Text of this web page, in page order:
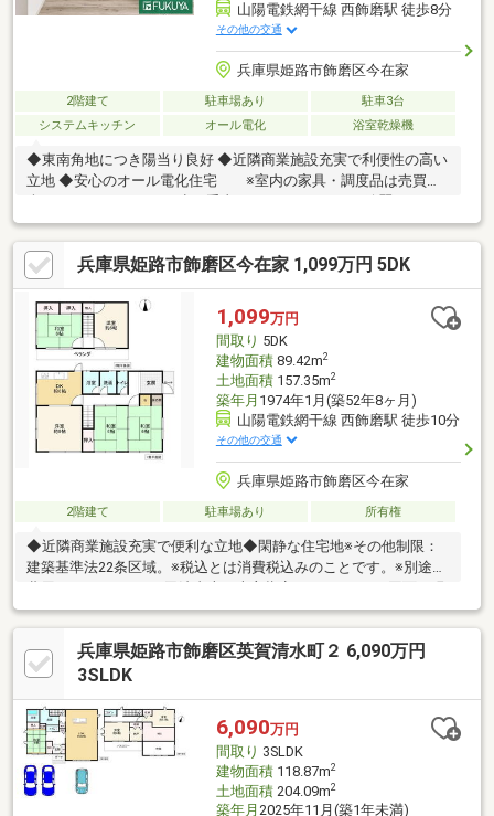
山陽電鉄網干線 西飾磨駅 徒歩8分
その他の交通
兵庫県姫路市飾磨区今在家
2階建て 駐車場あり
駐車3台
システムキッチン
オール電化 浴室乾燥機
◆東南角地につき陽当り良好 ◆近隣商業施設充実で利便性の高い
立地 ◆安心のオール電化住宅 ※室内の家具・調度品は売買に
い、リフォームのご相談もお気軽にお申し付けください。ご要望
に合わせたご提案をさせていただきます。
兵庫県姫路市飾磨区今在家 1,099万円 5DK
1,099万円
間取り 5DK
建物面積89.42m2
土地面積157.35m2
築年月 1974年1月(築52年8ヶ月)
山陽電鉄網干線 西飾磨駅 徒歩10分
その他の交通
兵庫県姫路市飾磨区今在家
2階建て 駐車場あり 所有権
◆近隣商業施設充実で便利な立地◆閑静な住宅地※その他制限：
建築基準法22条区域。※税込とは消費税込みのことです。※別途諸
費用がかかります。※司法書士は売主指定となります。※図面と現
況が異なる場合は、現況を優先いたします 私道負担は確認中
兵庫県姫路市飾磨区英賀清水町２ 6,090万円
3SLDK
6,090万円
間取り 3SLDK
建物面積118.87m2
土地面積204.09m2
築年月 2025年11月(築1年未満)